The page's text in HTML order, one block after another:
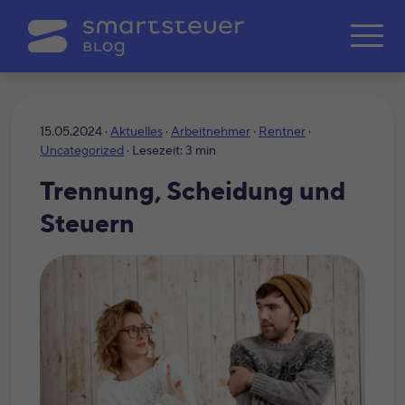
Zum Hauptinhalt
15.05.2024 · Aktuelles · Arbeitnehmer · Rentner ·
Uncategorized · Lesezeit: 3 min
Trennung, Scheidung und
Steuern